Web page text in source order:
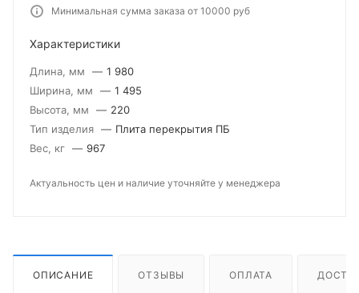
Минимальная сумма заказа от 10000 руб
Характеристики
Длина, мм — 1 980
Ширина, мм
— 1 495
Высота, мм
— 220
Тип изделия — Плита перекрытия ПБ
Вес, кг — 967
Актуальность цен и наличие уточняйте у менеджера
ОПИСАНИЕ ОТЗЫВЫ ОПЛАТА